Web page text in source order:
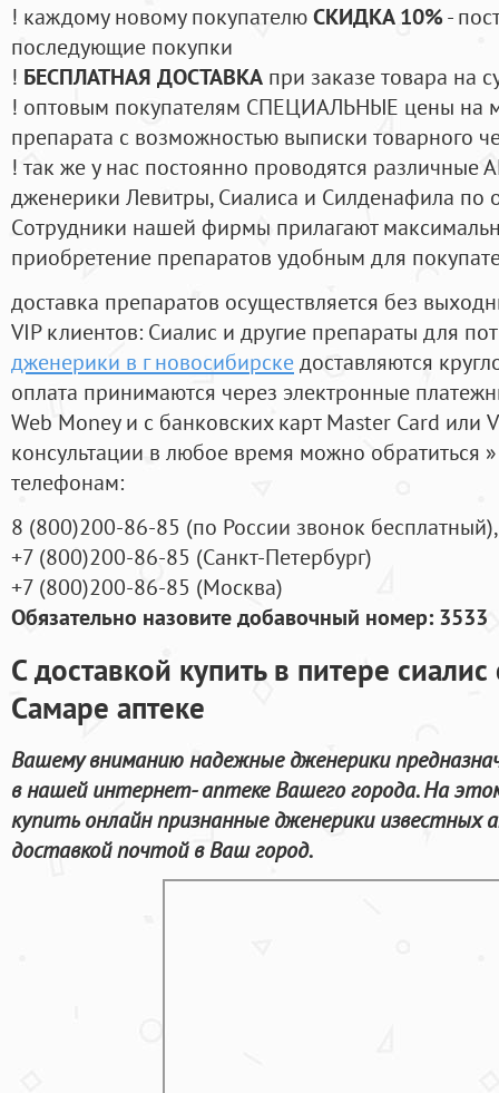
! каждому новому покупателюСКИДКА 10%-
последующие покупки
! БЕСПЛАТНАЯ ДОСТАВКА при заказе товара на
! оптовым покупателям СПЕЦИАЛЬНЫЕ цены на
препарата с возможностью выписки товарного
! так же у нас постоянно проводятся
дженерики Левитры, Сиалиса и Силденафила по
Cотрудники нашей фирмы прилагают
приобретение препаратов удобным для
доставка препаратов осуществляется без
VIP клиентов: Сиалис и другие препараты для
дженерики в г новосибирскедоставляются
оплата принимаются через электронные
Web Money и с банковских карт Master Card или
консультации в любое время можно обратиться
телефонам:
8 (800)200-86-85 (по России звонок бесплатный),
+7 (800)200-86-85 (Санкт-Петербург)
+7 (800)200-86-85 (Москва)
Обязательно назовите добавочный номер: 3533
С доставкой купить в питере
Самаре аптеке
Вашему вниманию надежные дженерики
в нашей интернет- аптеке Вашего города. На
купить онлайн признанные дженерики известных
доставкой почтой в Ваш город.